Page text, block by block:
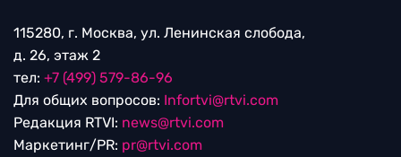
115280, г. Москва, ул. Ленинская слобода,
д. 26, этаж 2
тел: +7 (499) 579-86-96
Для общих вопросов: Infortvi@rtvi.com
Редакция RTVI: news@rtvi.com
Маркетинг/PR: pr@rtvi.com